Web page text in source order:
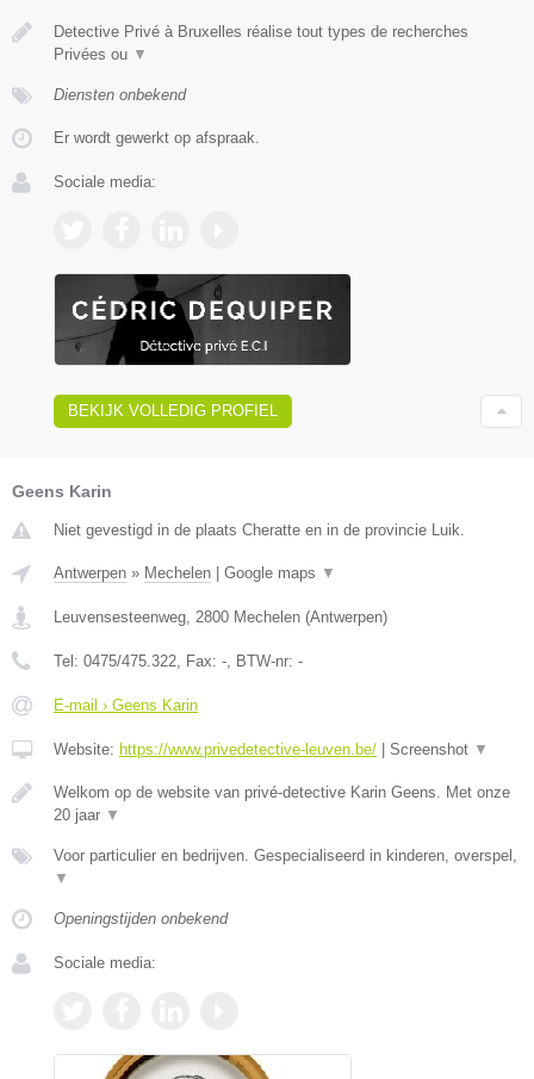
Detective Privé à Bruxelles réalise tout types de recherches
Privées ou ▼
Diensten onbekend
Er wordt gewerkt op afspraak.
Sociale media:
BEKIJK VOLLEDIG PROFIEL
Geens Karin
Niet gevestigd in de plaats Cheratte en in de provincie Luik.
Antwerpen » Mechelen | Google maps ▼
Leuvensesteenweg 2800 Mechelen (Antwerpen)
Tel: 0475/475.322 , Fax: - , BTW-nr: -
E-mail › Geens Karin
Website: https://www.privedetective-leuven.be/ | Screenshot ▼
Welkom op de website van privé-detective Karin Geens. Met onze
20 jaar ▼
Voor particulier en bedrijven. Gespecialiseerd in kinderen, overspel,
▼
Openingstijden onbekend
Sociale media: